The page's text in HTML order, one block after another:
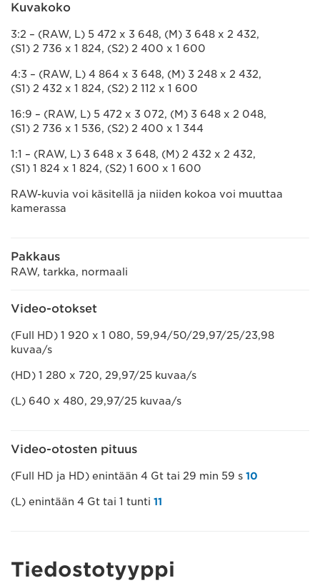
Kuvakoko
3:2 – (RAW, L) 5 472 x 3 648, (M) 3 648 x 2 432,
(S1) 2 736 x 1 824, (S2) 2 400 x 1 600
4:3 – (RAW, L) 4 864 x 3 648, (M) 3 248 x 2 432,
(S1) 2 432 x 1 824, (S2) 2 112 x 1 600
16:9 – (RAW, L) 5 472 x 3 072, (M) 3 648 x 2 048,
(S1) 2 736 x 1 536, (S2) 2 400 x 1 344
1:1 – (RAW, L) 3 648 x 3 648, (M) 2 432 x 2 432,
(S1) 1 824 x 1 824, (S2) 1 600 x 1 600
RAW-kuvia voi käsitellä ja niiden kokoa voi muuttaa
kamerassa
Pakkaus
RAW, tarkka, normaali
Video-otokset
(Full HD) 1 920 x 1 080, 59,94/50/29,97/25/23,98
kuvaa/s
(HD) 1 280 x 720, 29,97/25 kuvaa/s
(L) 640 x 480, 29,97/25 kuvaa/s
Video-otosten pituus
(Full HD ja HD) enintään 4 Gt tai 29 min 59 s 10
(L) enintään 4 Gt tai 1 tunti 11
Tiedostotyyppi